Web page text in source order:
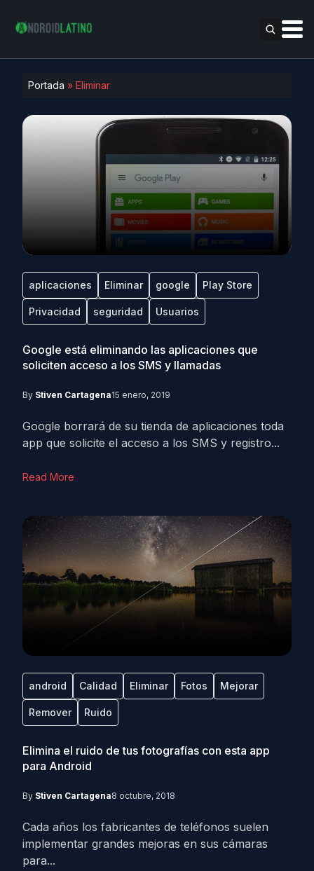
Portada » Eliminar
aplicaciones Eliminar google Play Store
Privacidad seguridad Usuarios
Google está eliminando las aplicaciones que
soliciten acceso a los SMS y llamadas
By Stiven Cartagena15 enero, 2019
Google borrará de su tienda de aplicaciones toda
app que solicite el acceso a los SMS y registro...
Read More
android Calidad Eliminar Fotos Mejorar
Remover Ruido
Elimina el ruido de tus fotografías con esta app
para Android
By Stiven Cartagena8 octubre, 2018
Cada años los fabricantes de teléfonos suelen
implementar grandes mejoras en sus cámaras
para...